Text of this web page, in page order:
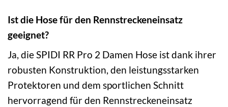
Ist die Hose für den Rennstreckeneinsatz
geeignet?
Ja, die SPIDI RR Pro 2 Damen Hose ist dank ihrer
robusten Konstruktion, den leistungsstarken
Protektoren und dem sportlichen Schnitt
hervorragend für den Rennstreckeneinsatz